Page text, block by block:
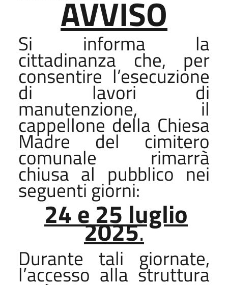
AVVISO
Si informa la
cittadinanza che, per
consentire l’esecuzione
di lavori di
manutenzione, il
cappellone della Chiesa
Madre del cimitero
comunale rimarrà
chiusa al pubblico nei
seguenti giorni:
24 e 25 luglio
2025.
Durante tali giornate,
l’accesso alla struttura